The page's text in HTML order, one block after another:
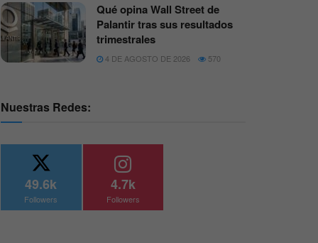
Qué opina Wall Street de
Palantir tras sus resultados
trimestrales
4 DE AGOSTO DE 2026 570
Nuestras Redes:
49.6k
Followers
4.7k
Followers